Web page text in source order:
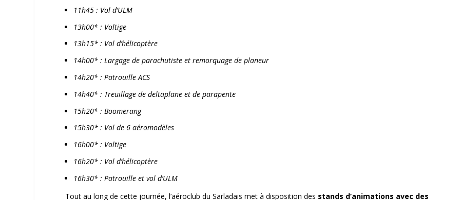
11h45 : Vol d’ULM
13h00* : Voltige
13h15* : Vol d’hélicoptère
14h00* : Largage de parachutiste et remorquage de planeur
14h20* : Patrouille ACS
14h40* : Treuillage de deltaplane et de parapente
15h20* : Boomerang
15h30* : Vol de 6 aéromodèles
16h00* : Voltige
16h20* : Vol d’hélicoptère
16h30* : Patrouille et vol d’ULM
Tout au long de cette journée, l’aéroclub du Sarladais met à disposition des stands d’animations avec des